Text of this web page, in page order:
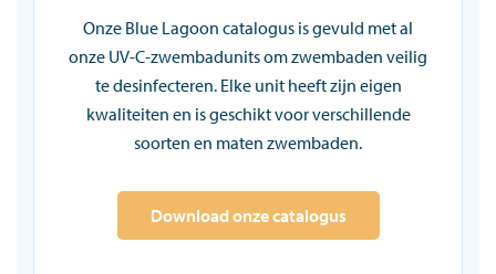
Onze Blue Lagoon catalogus is gevuld met al
onze UV-C-zwembadunits om zwembaden veilig
te desinfecteren. Elke unit heeft zijn eigen
kwaliteiten en is geschikt voor verschillende
soorten en maten zwembaden.
Download onze catalogus